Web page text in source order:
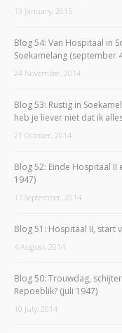
13 January, 2015
Blog 54: Van Hospitaal in
Soekamelang (september
24 November, 2014
Blog 53: Rustig in
heb je liever niet dat ik
21 October, 2014
Blog 52: Einde Hospitaal
1947)
17 September, 2014
Blog 51: Hospitaal II, start
4 August, 2014
Blog 50: Trouwdag,
Repoeblik? (juli 1947)
10 July, 2014